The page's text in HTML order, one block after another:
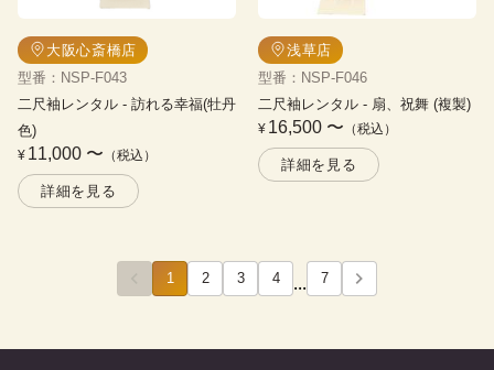
大阪心斎橋店
型番 ： NSP-F043
二尺袖レンタル - 訪れる幸福(牡丹
色)
¥ 11,000 〜 （税込）
詳細を見る
浅草店
型番 ： NSP-F046
二尺袖レンタル - 扇、祝舞 (複製)
¥ 16,500 〜 （税込）
詳細を見る
1 2 3 4 ... 7